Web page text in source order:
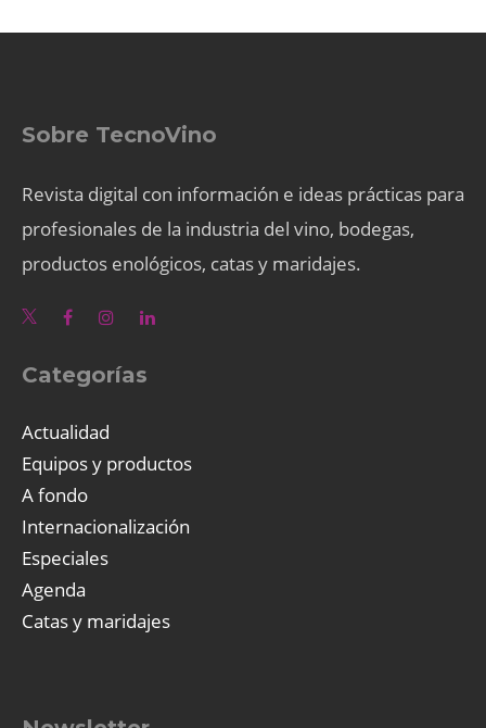
Sobre TecnoVino
Revista digital con información e ideas prácticas para
profesionales de la industria del vino, bodegas,
productos enológicos, catas y maridajes.
Categorías
Actualidad
Equipos y productos
A fondo
Internacionalización
Especiales
Agenda
Catas y maridajes